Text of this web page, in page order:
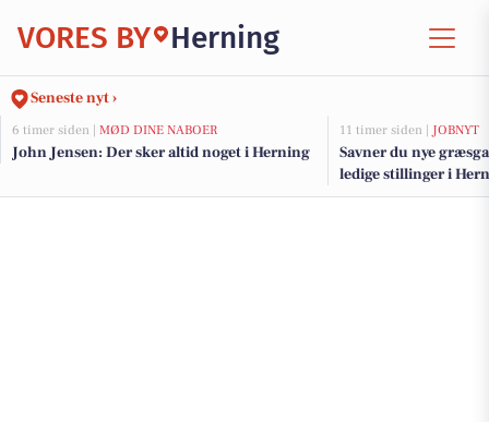
VORES BY Herning
Seneste nyt ›
6 timer siden | MØD DINE NABOER
John Jensen: Der sker altid noget i Herning
11 timer siden | JOBNYT
Savner du nye
ledige stillinger i